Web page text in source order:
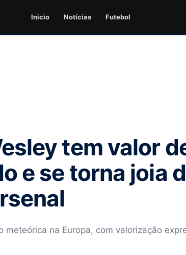
Inicio Notícias Futebol
tem valor
e se torna joia
meteórica na Europa, com valorização